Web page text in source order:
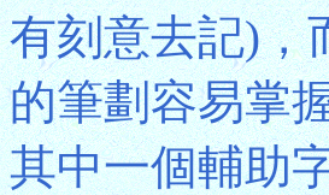
有刻意去記)，
的筆劃容易掌
其中一個輔助